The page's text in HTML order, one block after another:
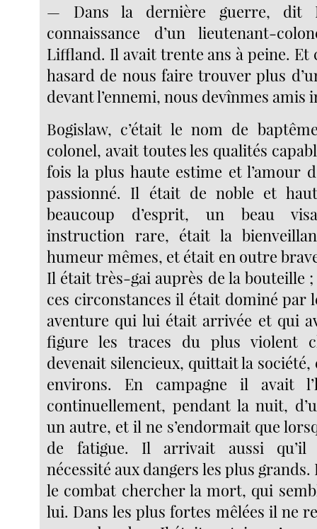
— Dans la dernière guerre, dit
connaissance d’un lieutenant-
Liffland. Il avait trente ans à peine.
hasard de nous faire trouver plus
devant l’ennemi, nous devînmes amis
Bogislaw, c’était le nom de
colonel, avait toutes les qualités
fois la plus haute estime et l’amour
passionné. Il était de noble et
beaucoup d’esprit, un beau
instruction rare, était la
humeur mêmes, et était en outre
Il était très-gai auprès de la bouteille
ces circonstances il était dominé par
aventure qui lui était arrivée et qui
figure les traces du plus violent
devenait silencieux, quittait la
environs. En campagne il avait
continuellement, pendant la nuit,
un autre, et il ne s’endormait que
de fatigue. Il arrivait aussi qu’il
nécessité aux dangers les plus
le combat chercher la mort, qui
lui. Dans les plus fortes mêlées il ne